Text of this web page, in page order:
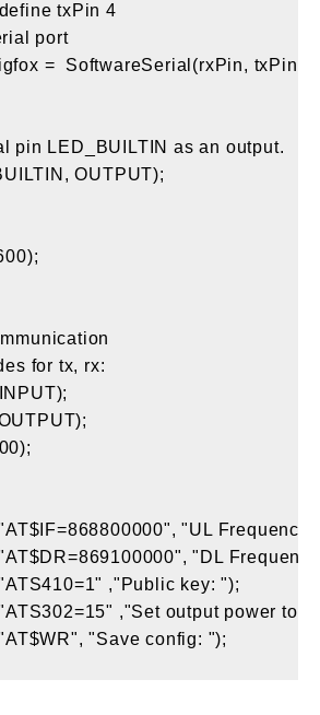
txPin 4
port
=  SoftwareSerial(rxPin, txPin);
pin LED_BUILTIN as an output.
OUTPUT);
for tx, rx:
OUTPUT);
"UL Frequency
"DL Frequency
,"Public key: ");
,"Set output power to
"Save config: ");